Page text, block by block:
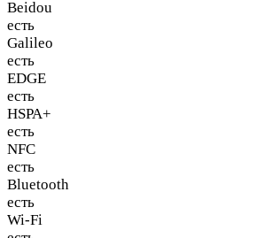
Beidou
есть
Galileo
есть
EDGE
есть
HSPA+
есть
NFC
есть
Bluetooth
есть
Wi-Fi